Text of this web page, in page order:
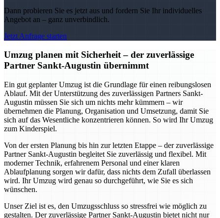
Dann probieren Sie es jetzt aus und fordern Sie Ihr individuelles
Angebot an – ganz unverbindlich.
Jetzt Anfrage starten
Umzug planen mit Sicherheit – der zuverlässige
Partner Sankt-Augustin übernimmt
Ein gut geplanter Umzug ist die Grundlage für einen reibungslosen
Ablauf. Mit der Unterstützung des zuverlässigen Partners Sankt-
Augustin müssen Sie sich um nichts mehr kümmern – wir
übernehmen die Planung, Organisation und Umsetzung, damit Sie
sich auf das Wesentliche konzentrieren können. So wird Ihr Umzug
zum Kinderspiel.
Von der ersten Planung bis hin zur letzten Etappe – der zuverlässige
Partner Sankt-Augustin begleitet Sie zuverlässig und flexibel. Mit
moderner Technik, erfahrenem Personal und einer klaren
Ablaufplanung sorgen wir dafür, dass nichts dem Zufall überlassen
wird. Ihr Umzug wird genau so durchgeführt, wie Sie es sich
wünschen.
Unser Ziel ist es, den Umzugsschluss so stressfrei wie möglich zu
gestalten. Der zuverlässige Partner Sankt-Augustin bietet nicht nur